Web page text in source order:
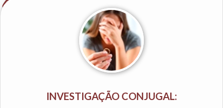
INVESTIGAÇÃO CONJUGAL: